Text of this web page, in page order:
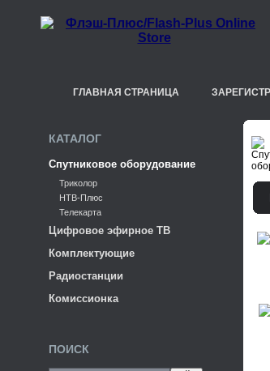
ГЛАВНАЯ СТРАНИЦА
КАТАЛОГ
Спутниковое оборудование
Триколор
НТВ-Плюс
Телекарта
Цифровое эфирное ТВ
Комплектующие
Радиостанции
Комиссионка
ПОИСК